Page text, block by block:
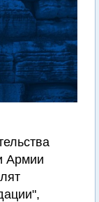
Армии